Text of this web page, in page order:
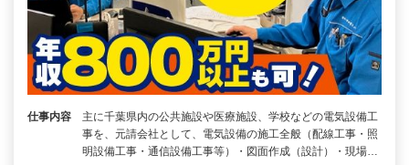
仕事内容
主に千葉県内の公共施設や医療施設、学校などの電気設備工
事を、元請会社として、電気設備の施工全般（配線工事・照
明設備工事・通信設備工事等）・図面作成（設計）・現場…